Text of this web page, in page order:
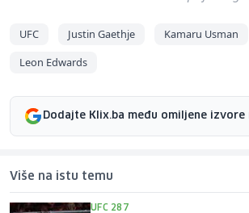
UFC Justin Gaethje Kamaru Usman
Leon Edwards
Dodajte Klix.ba među omiljene izvore
Više na istu temu
UFC 287